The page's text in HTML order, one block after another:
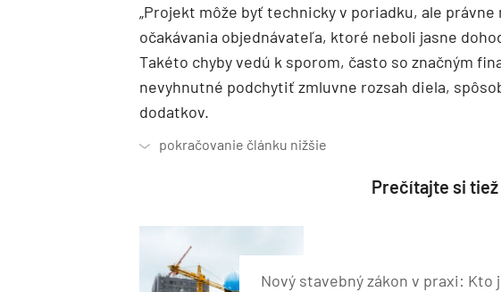
„Projekt môže byť technicky v poriadku, ale
očakávania objednávateľa, ktoré neboli jasne
Takéto chyby vedú k sporom, často so značným
nevyhnutné podchytiť zmluvne rozsah diela,
dodatkov.
Prečítajte si tiež
Nový stavebný zákon v praxi: Kto